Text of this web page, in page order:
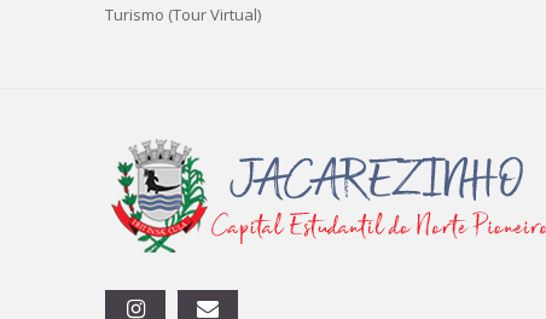
Turismo (Tour Virtual)